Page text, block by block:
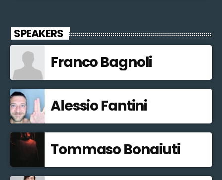
SPEAKERS
Franco Bagnoli
Alessio Fantini
Tommaso Bonaiuti